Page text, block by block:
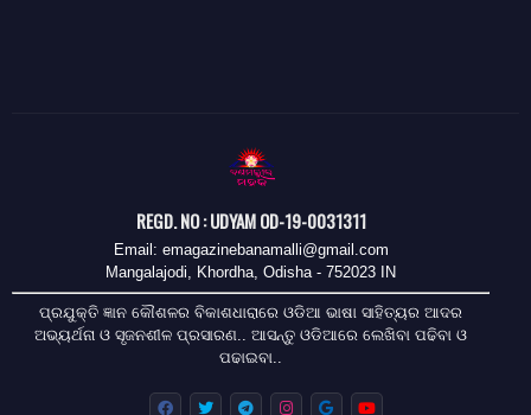
REGD. NO : UDYAM OD-19-0031311
Email: emagazinebanamalli@gmail.com
Mangalajodi, Khordha, Odisha - 752023 IN
ପ୍ରଯୁକ୍ତି ଜ୍ଞାନ କୌଶଳର ବିକାଶଧାରାରେ ଓଡିଆ ଭାଷା ସାହିତ୍ୟର ଆଦର
ଅଭ୍ୟର୍ଥନା ଓ ସୃଜନଶୀଳ ପ୍ରସାରଣ.. ଆସନ୍ତୁ ଓଡିଆରେ ଲେଖିବା ପଢିବା ଓ
ପଢାଇବା..